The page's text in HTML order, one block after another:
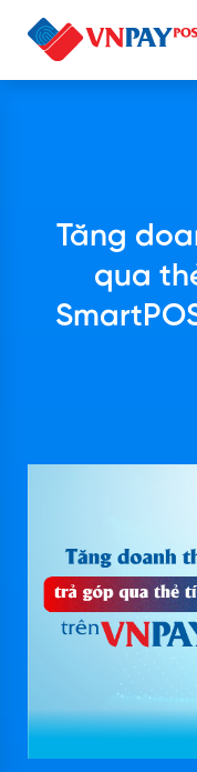
Tăng
qua